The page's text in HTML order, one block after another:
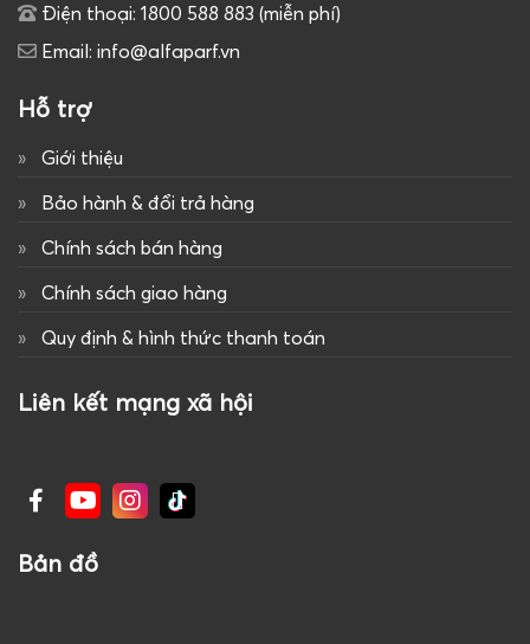
Điện thoại: 1800 588 883 (miễn phí)
Email: info@alfaparf.vn
Hỗ trợ
Giới thiệu
Bảo hành & đổi trả hàng
Chính sách bán hàng
Chính sách giao hàng
Quy định & hình thức thanh toán
Liên kết mạng xã hội
Bản đồ